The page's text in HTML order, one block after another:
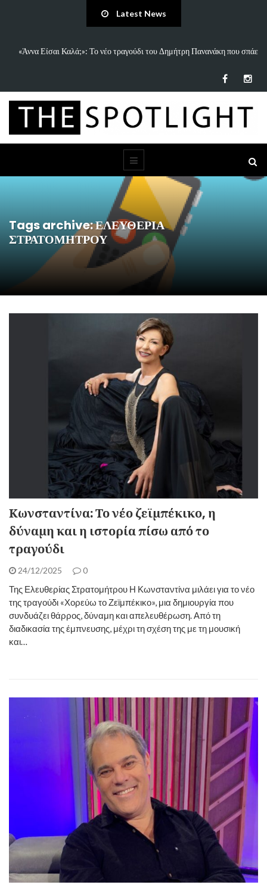
Latest News
που σπάει
5 Ιδέες & Βιβλία για ένα Δημιουργικό Καλοκαίρι Χωρίς
Tags archive: ΕΛΕΥΘΕΡΙΑ
ΣΤΡΑΤΟΜΗΤΡΟΥ
Κωνσταντίνα: Το νέο ζεϊμπέκικο, η
δύναμη και η ιστορία πίσω από το
τραγούδι
24/12/2025 0
Της Ελευθερίας Στρατομήτρου Η Κωνσταντίνα μιλάει για το νέο
της τραγούδι «Χορεύω το Ζεϊμπέκικο», μια δημιουργία που
συνδυάζει θάρρος, δύναμη και απελευθέρωση. Από τη
διαδικασία της έμπνευσης, μέχρι τη σχέση της με τη μουσική
και…